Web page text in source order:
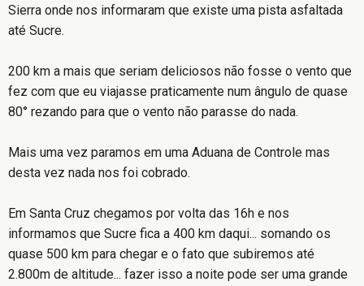
Sierra onde nos informaram que existe uma pista asfaltada
até Sucre.
200 km a mais que seriam deliciosos não fosse o vento que
fez com que eu viajasse praticamente num ângulo de quase
80° rezando para que o vento não parasse do nada.
Mais uma vez paramos em uma Aduana de Controle mas
desta vez nada nos foi cobrado.
Em Santa Cruz chegamos por volta das 16h e nos
informamos que Sucre fica a 400 km daqui... somando os
quase 500 km para chegar e o fato que subiremos até
2.800m de altitude... fazer isso a noite pode ser uma grande